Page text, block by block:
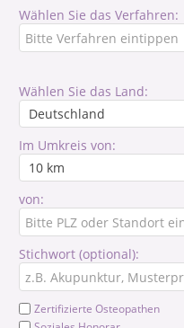
Wählen Sie das Verfahren:
Wählen Sie das Land:
Im Umkreis von:
von:
Stichwort (optional):
Zertifizierte Osteopathen